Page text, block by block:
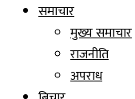
समाचार
मुख्य समाचार
राजनीति
अपराध